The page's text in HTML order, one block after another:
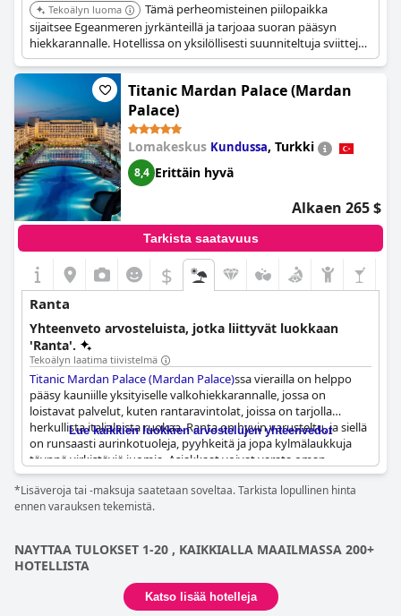
Tekoälyn luoma
Tämä perheomisteinen piilopaikka
sijaitsee Egeanmeren jyrkänteillä ja tarjoaa suoran pääsyn
hiekkarannalle. Hotellissa on yksilöllisesti suunniteltuja sviittejä
ja huviloita. Se on "The Leading Hotels of the World" -ketjun
jäsen.
Titanic Mardan Palace (Mardan
Palace)
Lomakeskus Kundussa, Turkki
8,4 Erittäin hyvä
Alkaen 265 $
Tarkista saatavuus
$
Ranta
Yhteenveto arvosteluista, jotka liittyvät luokkaan
'Ranta'.
Tekoälyn laatima tiivistelmä
Titanic Mardan Palace (Mardan Palace)ssa vierailla on helppo
pääsy kauniille yksityiselle valkohiekkarannalle, jossa on
loistavat palvelut, kuten rantaravintolat, joissa on tarjolla
herkullista italialaista ruokaa. Ranta on hyvin varusteltu, ja siellä
on runsaasti aurinkotuoleja, pyyhkeitä ja jopa kylmälaukkuja
täynnä virkistäviä juomia. Asiakkaat voivat varata oman
cabanan saadakseen täydellisen rantaelämyksen. Hiekka on
joko keltaista tai valkoista, ja ranta on yksinkertaisesti upea.
Olitpa sitten kävelyllä tai rentoutumassa cabanassa, ranta on
Lue kaikkien luokkien arvostelujen yhteenvedot
*Lisäveroja tai -maksuja saatetaan soveltaa. Tarkista lopullinen hinta
ennen varauksen tekemistä.
NAYTTAA TULOKSET 1-20 , KAIKKIALLA MAAILMASSA 200+
HOTELLISTA
Katso lisää hotelleja